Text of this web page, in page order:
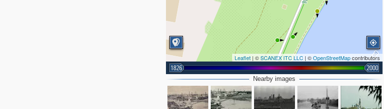
Leaflet | ©SCANEX ITC LLC | ©OpenStreetMapcontributors
1826 2000
Nearby images